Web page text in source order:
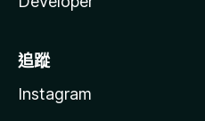
追蹤
Instagram